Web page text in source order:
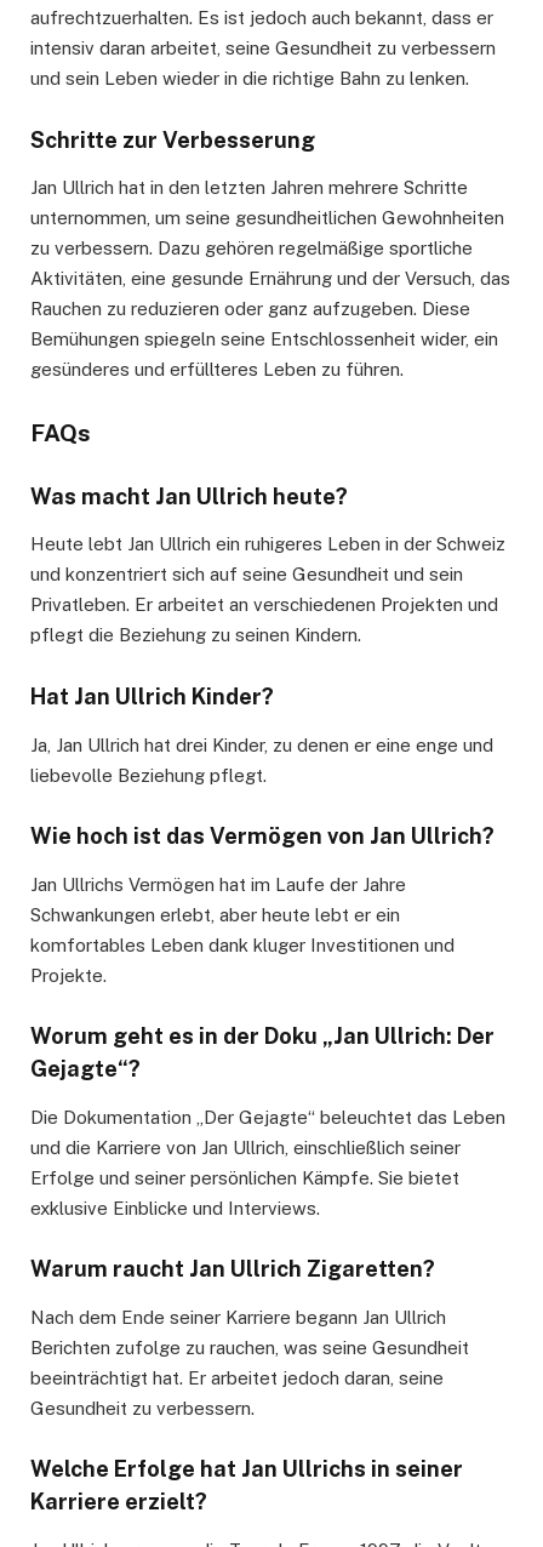
aufrechtzuerhalten. Es ist jedoch auch bekannt, dass er
intensiv daran arbeitet, seine Gesundheit zu verbessern
und sein Leben wieder in die richtige Bahn zu lenken.
Schritte zur Verbesserung
Jan Ullrich hat in den letzten Jahren mehrere Schritte
unternommen, um seine gesundheitlichen Gewohnheiten
zu verbessern. Dazu gehören regelmäßige sportliche
Aktivitäten, eine gesunde Ernährung und der Versuch, das
Rauchen zu reduzieren oder ganz aufzugeben. Diese
Bemühungen spiegeln seine Entschlossenheit wider, ein
gesünderes und erfüllteres Leben zu führen.
FAQs
Was macht Jan Ullrich heute?
Heute lebt Jan Ullrich ein ruhigeres Leben in der Schweiz
und konzentriert sich auf seine Gesundheit und sein
Privatleben. Er arbeitet an verschiedenen Projekten und
pflegt die Beziehung zu seinen Kindern.
Hat Jan Ullrich Kinder?
Ja, Jan Ullrich hat drei Kinder, zu denen er eine enge und
liebevolle Beziehung pflegt.
Wie hoch ist das Vermögen von Jan Ullrich?
Jan Ullrichs Vermögen hat im Laufe der Jahre
Schwankungen erlebt, aber heute lebt er ein
komfortables Leben dank kluger Investitionen und
Projekte.
Worum geht es in der Doku „Jan Ullrich: Der
Gejagte“?
Die Dokumentation „Der Gejagte“ beleuchtet das Leben
und die Karriere von Jan Ullrich, einschließlich seiner
Erfolge und seiner persönlichen Kämpfe. Sie bietet
exklusive Einblicke und Interviews.
Warum raucht Jan Ullrich Zigaretten?
Nach dem Ende seiner Karriere begann Jan Ullrich
Berichten zufolge zu rauchen, was seine Gesundheit
beeinträchtigt hat. Er arbeitet jedoch daran, seine
Gesundheit zu verbessern.
Welche Erfolge hat Jan Ullrichs in seiner
Karriere erzielt?